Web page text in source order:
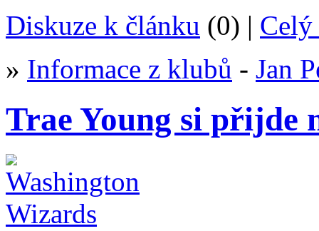
Diskuze k článku (0) | Celý
» Informace z klubů - Jan
Trae Young si přijde